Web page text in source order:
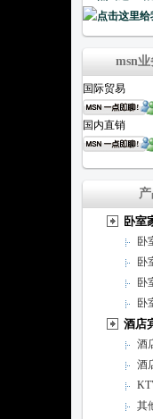
msn
国际贸易
国内直销
卧室
卧
卧
卧
卧
酒店
酒
酒
其